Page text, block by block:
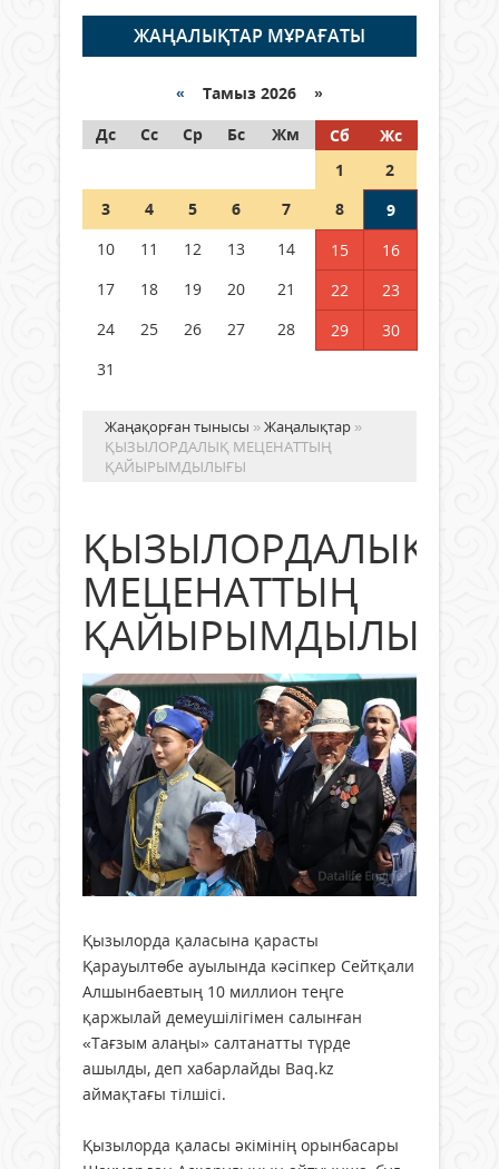
06 тамыз 2026 ж. 279
граждане Казахстана,
05 тамыз 2026 ж. 161
Шетелде жүрген Қазақстан
азаматтары қалай дауыс бере
ЖАҢАЛЫҚТАР МҰРАҒАТЫ
« Тамыз 2026 »
Дс
Сс Ср Бс Жм Сб
Жс
1
2
3
4 5 6 7 8
9
10
11 12 13 14 15
16
17
18 19 20 21 22
23
24
25 26 27 28 29
30
31
Жаңақорған тынысы »Жаңалықтар »
ҚЫЗЫЛОРДАЛЫҚ МЕЦЕНАТТЫҢ
ҚАЙЫРЫМДЫЛЫҒЫ
ҚЫЗЫЛОРДАЛЫҚ
МЕЦЕНАТТЫҢ
ҚАЙЫРЫМДЫЛЫҒЫ
Қызылорда қаласына қарасты
Қарауылтөбе ауылында кәсіпкер Сейтқали
Алшынбаевтың 10 миллион теңге
қаржылай демеушілігімен салынған
«Тағзым алаңы» салтанатты түрде
ашылды, деп хабарлайды Baq.kz
аймақтағы тілшісі.
Қызылорда қаласы әкімінің орынбасары